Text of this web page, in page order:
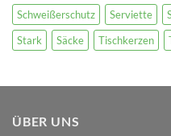
Schweißerschutz
Serviette
Stark
Säcke Tischkerzen
ÜBER UNS